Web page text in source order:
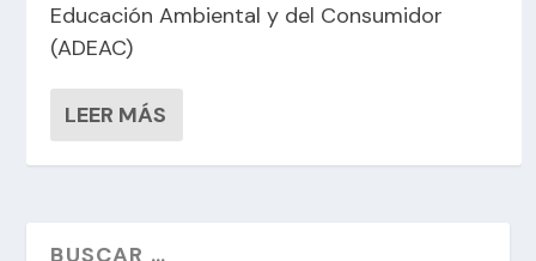
Educación Ambiental y del Consumidor
(ADEAC)
LEER MÁS